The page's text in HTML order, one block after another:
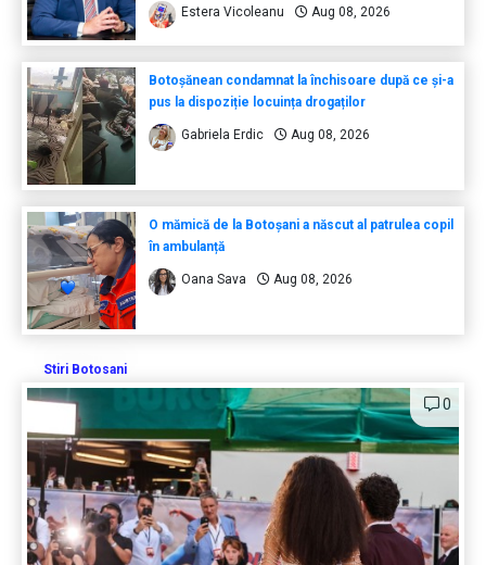
Estera Vicoleanu Aug 08, 2026
Botoșănean condamnat la închisoare după ce și-a
pus la dispoziție locuința drogaților
Gabriela Erdic Aug 08, 2026
O mămică de la Botoșani a născut al patrulea copil
în ambulanță
Oana Sava Aug 08, 2026
Stiri Botosani
0